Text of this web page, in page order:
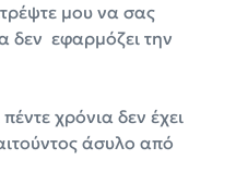
μου να σας
δεν εφαρμόζει την
χρόνια δεν έχει
άσυλο από